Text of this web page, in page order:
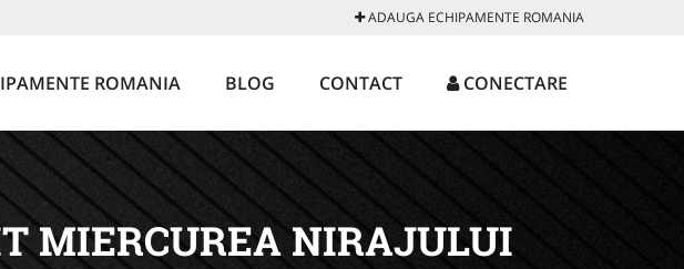
ADAUGA ECHIPAMENTE ROMANIA
ROMANIA BLOG CONTACT CONECTARE
MIERCUREA NIRAJULUI